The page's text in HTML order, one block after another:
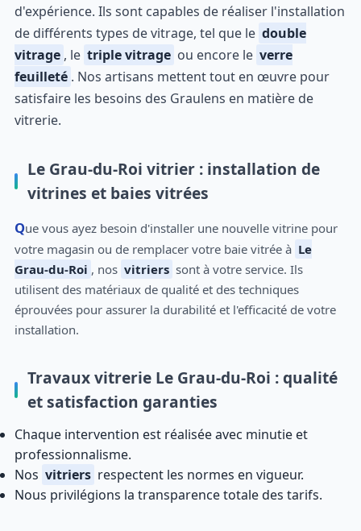
d'expérience. Ils sont capables de réaliser l'installation
de différents types de vitrage, tel que le double
vitrage , le triple vitrage ou encore le verre
feuilleté . Nos artisans mettent tout en œuvre pour
satisfaire les besoins des Graulens en matière de
vitrerie.
Le Grau-du-Roi vitrier : installation de
vitrines et baies vitrées
Que vous ayez besoin d'installer une nouvelle vitrine pour
votre magasin ou de remplacer votre baie vitrée à Le
Grau-du-Roi , nos vitriers sont à votre service. Ils
utilisent des matériaux de qualité et des techniques
éprouvées pour assurer la durabilité et l'efficacité de votre
installation.
Travaux vitrerie Le Grau-du-Roi : qualité
et satisfaction garanties
Chaque intervention est réalisée avec minutie et
professionnalisme.
Nos vitriers respectent les normes en vigueur.
Nous privilégions la transparence totale des tarifs.